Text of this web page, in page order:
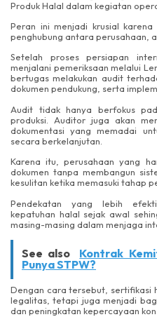
Produk Halal dalam kegiatan
Peran ini menjadi krusial
penghubung antara perusahaan,
Setelah proses persiapan
menjalani pemeriksaan melalui
bertugas melakukan audit
dokumen pendukung, serta
Audit tidak hanya berfokus
produksi. Auditor juga akan
dokumentasi yang memadai
secara berkelanjutan.
Karena itu, perusahaan yang
dokumen tanpa membangun
kesulitan ketika memasuki tahap
Pendekatan yang lebih
kepatuhan halal sejak awal
masing-masing dalam menjaga
See also
Kontrak
Punya STPW?
Dengan cara tersebut, sertifikasi
legalitas, tetapi juga menjadi
dan peningkatan kepercayaan